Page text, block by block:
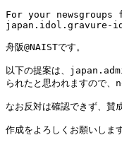
For your
japan.idol.gravure-
舟阪@NAISTです。
以下の提案は、
られたと思われますので
なお反対は確認できず、賛
作成をよろしくお願いします